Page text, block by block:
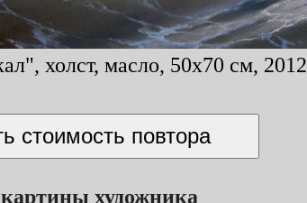
холст, масло, 50x70 см,
художника